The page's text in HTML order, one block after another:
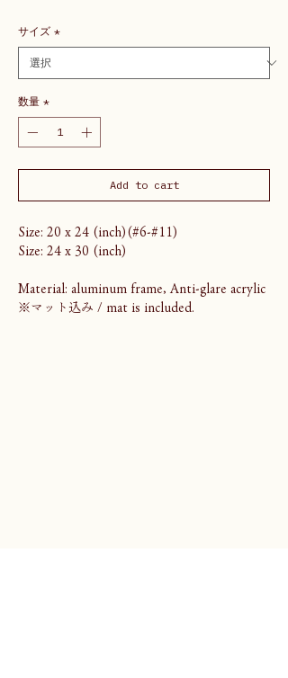
サイズ *
数量 *
Add to cart
Size: 20 x 24 (inch)(#6-#11)
Size: 24 x 30 (inch)
Material: aluminum frame, Anti-glare acrylic
※マット込み / mat is included.